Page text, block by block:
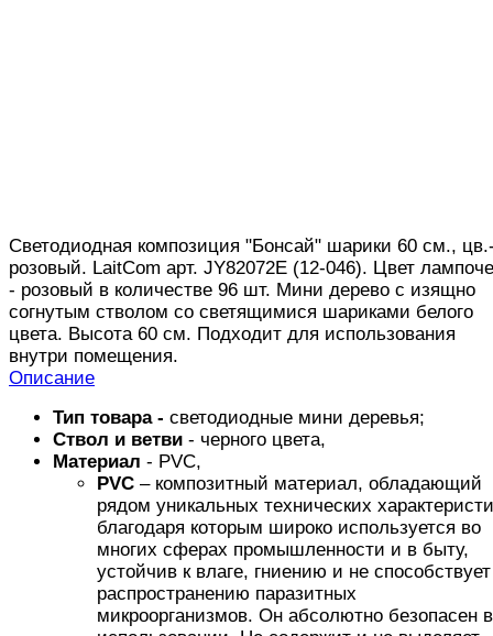
Светодиодная композиция "Бонсай" шарики 60 см.,
розовый. LaitCom арт. JY82072E (12-046). Цвет
- розовый в количестве 96 шт. Мини дерево с изящно
согнутым стволом со светящимися шариками белого
цвета. Высота 60 см. Подходит для использования
внутри помещения.
Описание
Тип товара - светодиодные мини деревья;
Ствол и ветви - черного цвета,
Материал - PVC,
PVC – композитный материал, обладающий
рядом уникальных технических
благодаря которым широко используется во
многих сферах промышленности и в быту,
устойчив к влаге, гниению и не способствует
распространению паразитных
микроорганизмов. Он абсолютно безопасен в